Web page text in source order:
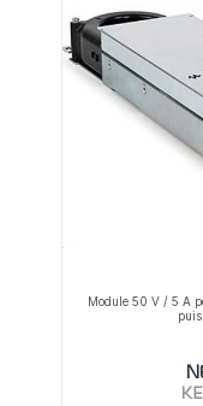
Module 50 V / 5 A